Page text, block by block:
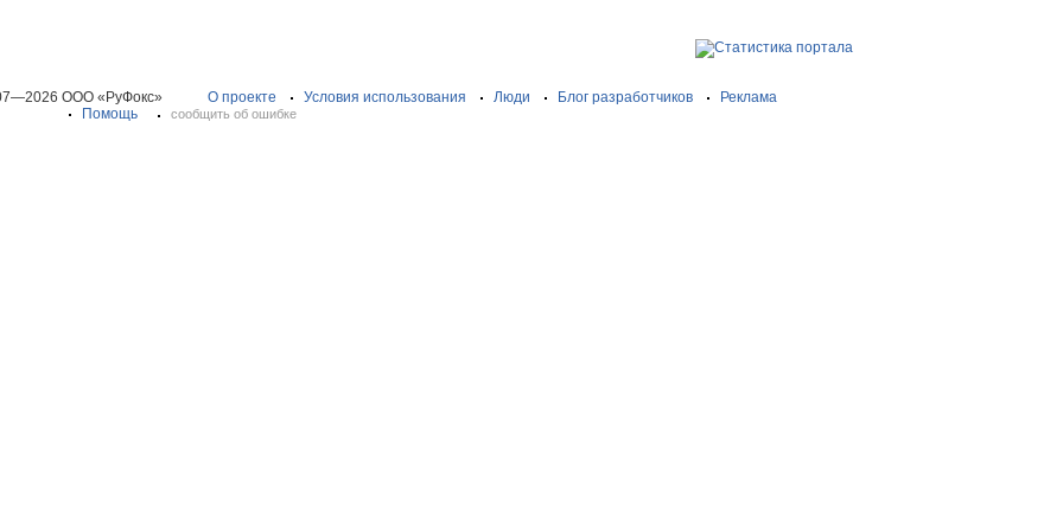
ООО «РуФокс» О проекте Условия использования Люди Блог разработчиков
Реклама
Помощь
сообщить об ошибке